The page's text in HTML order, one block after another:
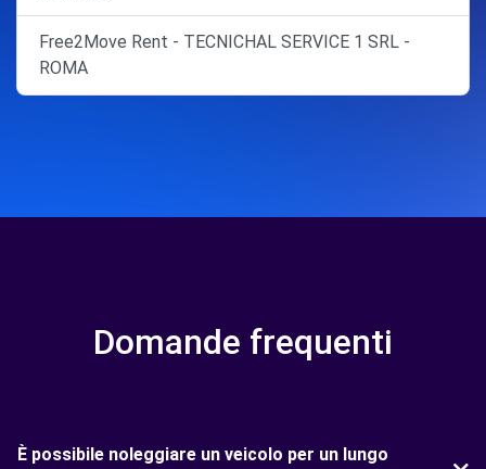
Free2Move Rent - TECNICHAL SERVICE 1 SRL -
ROMA
Domande frequenti
È possibile noleggiare un veicolo per un lungo